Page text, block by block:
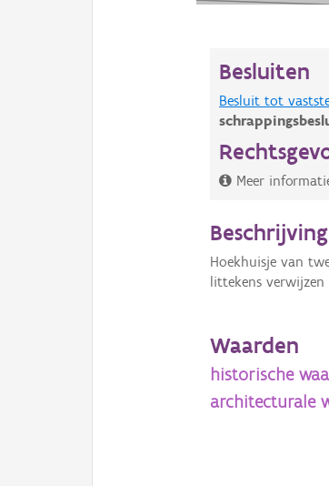
Besluiten
Besluit tot
Meer
Beschrijving
Hoekhuisje van
littekens verwijzen
Waarden
historische
architecturale